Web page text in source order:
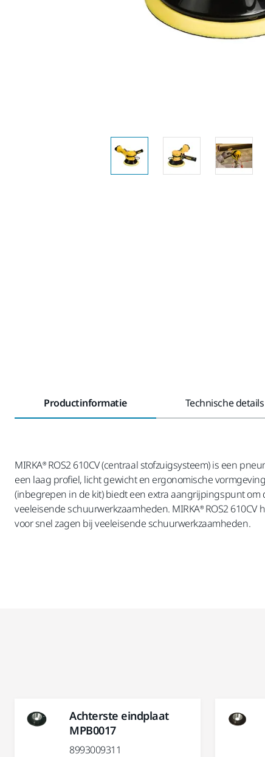
Productinformatie Technische details
MIRKA® ROS2 610CV (centraal stofzuigsysteem) is een
een laag profiel, licht gewicht en ergonomische
(inbegrepen in de kit) biedt een extra aangrijpingspunt
veeleisende schuurwerkzaamheden. MIRKA® ROS2
voor snel zagen bij veeleisende schuurwerkzaamheden.
Achterste eindplaat
MPB0017
8993009311